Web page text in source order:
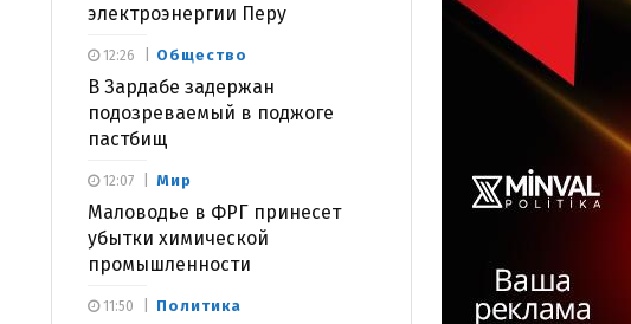
электроэнергии Перу
Общество
В Зардабе задержан
подозреваемый в поджоге
пастбищ
12:26
Мир
Маловодье в ФРГ принесет
убытки химической
промышленности
12:07
Политика
11:50